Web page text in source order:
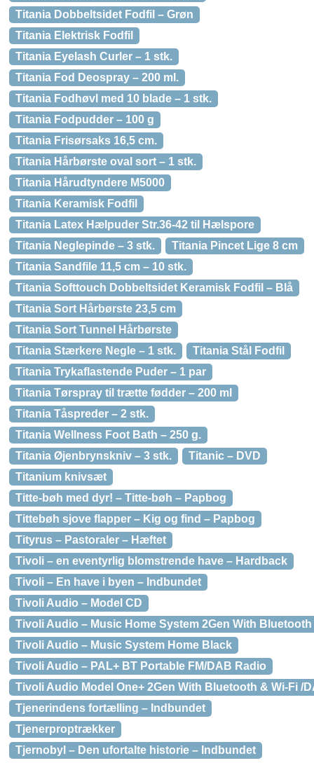
Titania Dobbeltsidet Fodfil – Grøn
Titania Elektrisk Fodfil
Titania Eyelash Curler – 1 stk.
Titania Fod Deospray – 200 ml.
Titania Fodhøvl med 10 blade – 1 stk.
Titania Fodpudder – 100 g
Titania Frisørsaks 16,5 cm.
Titania Hårbørste oval sort – 1 stk.
Titania Hårudtyndere M5000
Titania Keramisk Fodfil
Titania Latex Hælpuder Str.36-42 til Hælspore
Titania Neglepinde – 3 stk.
Titania Pincet Lige 8 cm
Titania Sandfile 11,5 cm – 10 stk.
Titania Softtouch Dobbeltsidet Keramisk Fodfil – Blå
Titania Sort Hårbørste 23,5 cm
Titania Sort Tunnel Hårbørste
Titania Stærkere Negle – 1 stk.
Titania Stål Fodfil
Titania Trykaflastende Puder – 1 par
Titania Tørspray til trætte fødder – 200 ml
Titania Tåspreder – 2 stk.
Titania Wellness Foot Bath – 250 g.
Titania Øjenbrynskniv – 3 stk.
Titanic – DVD
Titanium knivsæt
Titte-bøh med dyr! – Titte-bøh – Papbog
Tittebøh sjove flapper – Kig og find – Papbog
Tityrus – Pastoraler – Hæftet
Tivoli – en eventyrlig blomstrende have – Hardback
Tivoli – En have i byen – Indbundet
Tivoli Audio – Model CD
Tivoli Audio – Music Home System 2Gen With Bluetooth
Tivoli Audio – Music System Home Black
Tivoli Audio – PAL+ BT Portable FM/DAB Radio
Tivoli Audio Model One+ 2Gen With Bluetooth & Wi-Fi /
Tjenerindens fortælling – Indbundet
Tjenerproptrækker
Tjernobyl – Den ufortalte historie – Indbundet